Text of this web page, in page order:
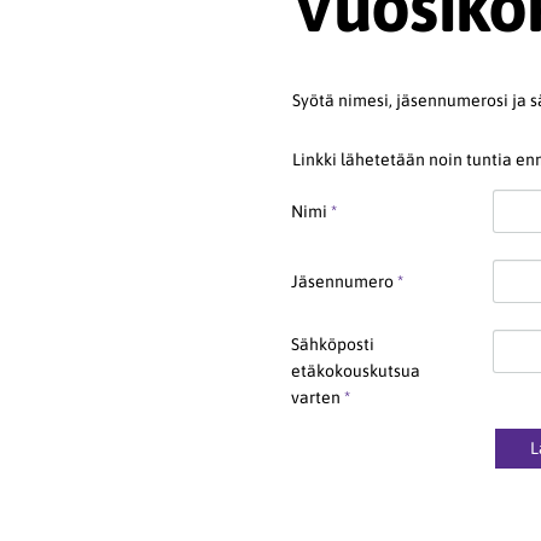
Syötä nimesi, jäsennumerosi ja
Linkki lähetetään noin tuntia
Nimi *
Jäsennumero*
Sähköposti
etäkokouskutsua
varten *